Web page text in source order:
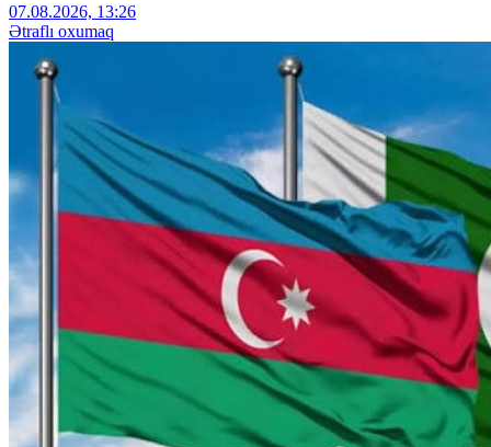
07.08.2026, 13:26
Ətraflı oxumaq